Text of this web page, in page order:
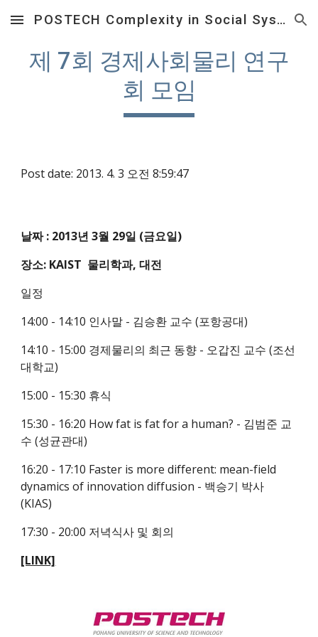
Skip to main content Skip to navigation
POSTECH Complexity in Social System Laboratory
제 7회 경제사회물리 연구
회 모임
Post date: 2013. 4. 3 오전 8:59:47
날짜 : 2013년 3월 29일 (금요일)
장소: KAIST  물리학과, 대전
일정
14:00 - 14:10 인사말 - 김승환 교수 (포항공대)
14:10 - 15:00 경제물리의 최근 동향 - 오갑진 교수 (조선
대학교)
15:00 - 15:30 휴식
15:30 - 16:20 How fat is fat for a human? - 김범준 교
수 (성균관대)
16:20 - 17:10 Faster is more different: mean-field
dynamics of innovation diffusion - 백승기 박사
(KIAS)
17:30 - 20:00 저녁식사 및 회의
[LINK]